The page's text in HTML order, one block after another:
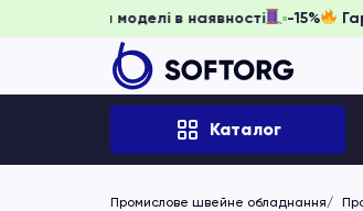
забронювати, доки моделі в наявності -
Каталог
Промислове швейне обладнання